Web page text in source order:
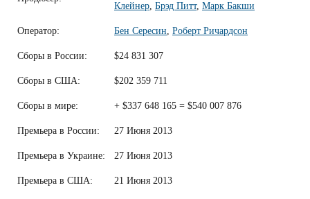
Клейнер Брэд Питт, Марк Бакши
Оператор: Бен Сересин Роберт Ричардсон
Сборы в России: $24 831 307
Сборы в США: $202 359 711
Сборы в мире: + $337 648 165 = $540 007 876
Премьера в России: 27 Июня 2013
Премьера в Украине: 27 Июня 2013
Премьера в США: 21 Июня 2013